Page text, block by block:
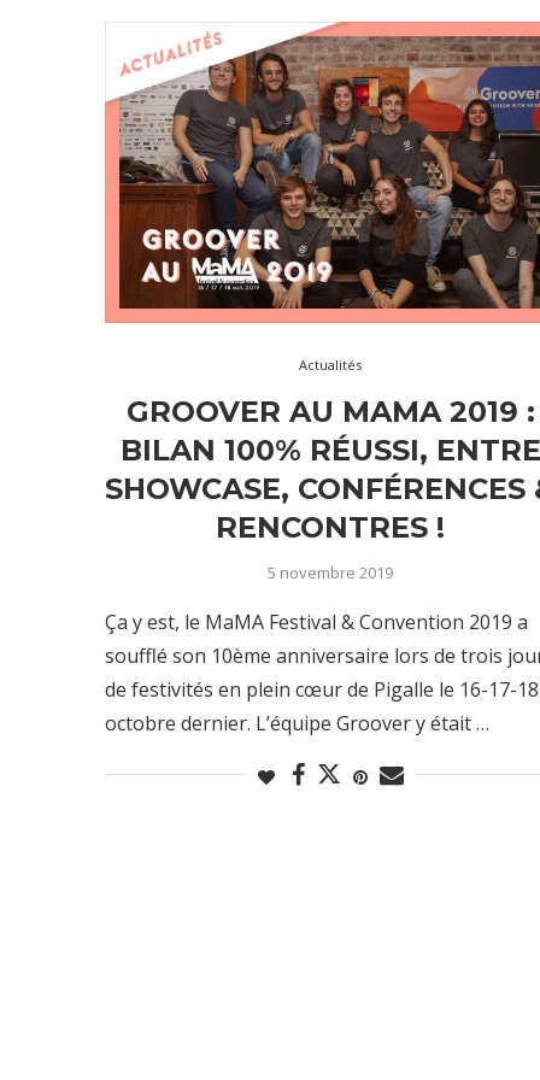
Actualités
GROOVER AU MAMA 2019 :
BILAN 100% RÉUSSI, ENTRE
SHOWCASE, CONFÉRENCES
RENCONTRES !
5 novembre 2019
Ça y est, le MaMA Festival & Convention 2019 a
soufflé son 10ème anniversaire lors de trois
de festivités en plein cœur de Pigalle le 16-17-18
octobre dernier. L’équipe Groover y était …